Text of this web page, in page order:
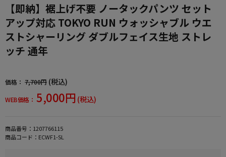
【即納】裾上げ不要 ノータックパンツ セット
アップ対応 TOKYO RUN ウォッシャブル ウエ
ストシャーリング ダブルフェイス生地 ストレ
ッチ 通年
価格： 7,700円 (税込)
WEB価格： 5,000円 (税込)
商品番号： 1207766115
商品コード： ECWF1-SL